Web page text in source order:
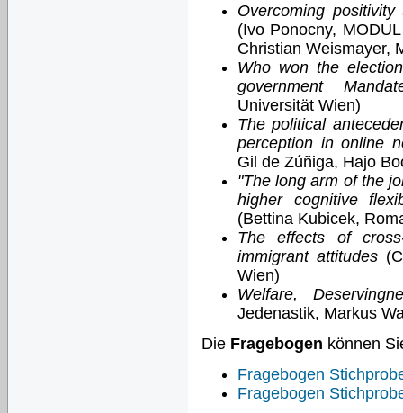
Overcoming
(Ivo Ponocny,
Christian Weismayer,
Who won the
government
Universität Wien)
The political
perception in online
Gil de Zúñiga, Hajo
"The long arm of the
higher cognitive
(Bettina Kubicek,
The effects of
immigrant attitudes
Wien)
Welfare,
Jedenastik, Markus
Die Fragebogen können
Fragebogen
Fragebogen